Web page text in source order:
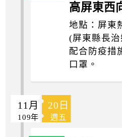
高屏東西
地點：屏東
(屏東縣長
配合防疫措
口罩。
11月 20日
109年 週五